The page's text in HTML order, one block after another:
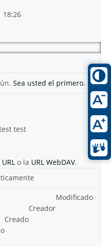
18:26
Sea usted el primero.
test
URL o la URL WebDAV.
Modificado
Creador
Creado